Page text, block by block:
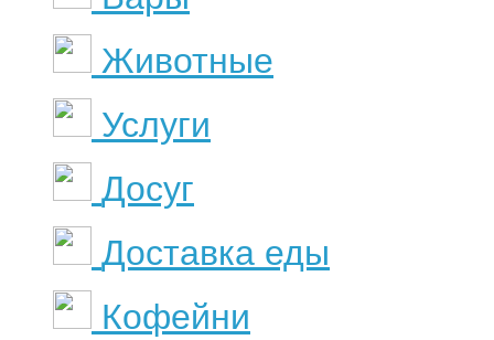
Животные
Услуги
Досуг
Доставка еды
Кофейни